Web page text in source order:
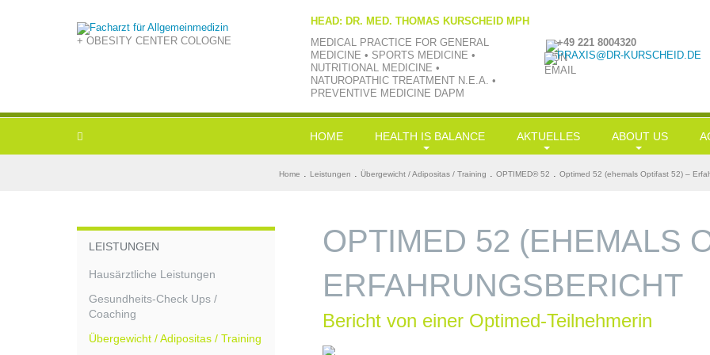
+ OBESITY CENTER COLOGNE
HEAD: DR. MED. THOMAS KURSCHEID MPH
MEDICAL PRACTICE FOR GENERAL
MEDICINE • SPORTS MEDICINE •
NUTRITIONAL MEDICINE •
NATUROPATHIC TREATMENT N.E.A. •
PREVENTIVE MEDICINE DAPM
+49 221 8004320
PRAXIS@DR-KURSCHEID.DE
HOME HEALTH IS BALANCE
mit Öl in Balance
Hauptgerichte
Leisure
Simplification
AKTUELLES ABOUT US
Jobs
Kooperationen
Home . Leistungen . Übergewicht / Adipositas / Training . OPTIMED® 52 . Optimed 52 (ehemals Optifast 52) –
LEISTUNGEN
Hausärztliche Leistungen
Gesundheits-Check Ups /
Coaching
Übergewicht / Adipositas / Training
OPTIMED 52 (EHEMALS
ERFAHRUNGSBERICHT
Bericht von einer Optimed-Teilnehmerin